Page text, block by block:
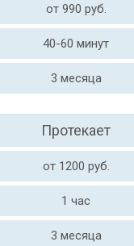
от 990 руб.
40-60 минут
3 месяца
Протекает
от 1200 руб.
1 час
3 месяца